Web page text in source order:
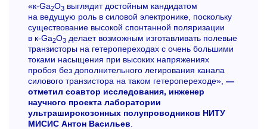
«к-Ga2O3 выглядит достойным кандидатом
на ведущую роль в силовой электронике, поскольку
существование высокой спонтанной поляризации
в к-Ga2O3 делает возможным изготавливать полевые
транзисторы на гетеропереходах с очень большими
токами насыщения при высоких напряжениях
пробоя без дополнительного легирования канала
силового транзистора на таком гетеропереходе», —
отметил соавтор исследования, инженер
научного проекта лаборатории
ультраширокозонных полупроводников НИТУ
МИСИС Антон Васильев